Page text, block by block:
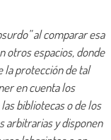
al comparar esa
otros espacios, donde
la protección de tal
en cuenta los
bibliotecas o de los
arbitrarias y disponen